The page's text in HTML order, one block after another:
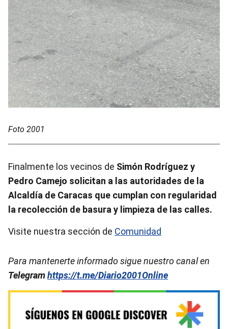
Foto 2001
Finalmente los vecinos de Simón Rodríguez y
Pedro Camejo solicitan a las autoridades de la
Alcaldía de Caracas que cumplan con regularidad
la recolección de basura y limpieza de las calles.
Visite nuestra sección de Comunidad
Para mantenerte informado sigue nuestro canal en
Telegramhttps://t.me/Diario2001Online